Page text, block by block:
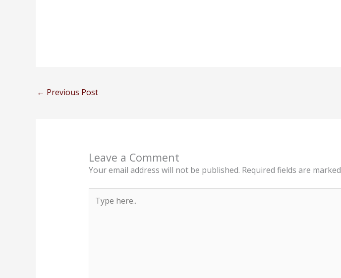
← Previous Post
Leave a Comment
Your email address will not be published. Required fields are marked
here..